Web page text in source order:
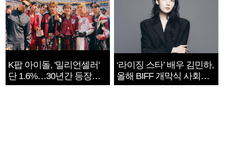
K팝 아이돌, '밀리언셀러'
단 1.6%…30년간 등장
1182개팀 전수조사
‘라이징 스타’ 배우 김민하,
올해 BIFF 개막식 사회자
확정